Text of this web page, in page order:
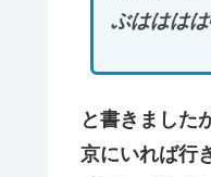
ぶははは
と書きました
京にいれば行